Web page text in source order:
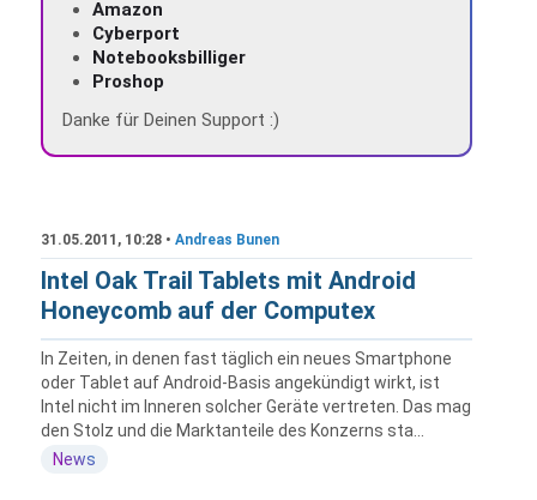
Amazon
Cyberport
Notebooksbilliger
Proshop
Danke für Deinen Support :)
31.05.2011, 10:28 • Andreas Bunen
Intel Oak Trail Tablets mit Android
Honeycomb auf der Computex
In Zeiten, in denen fast täglich ein neues Smartphone
oder Tablet auf Android-Basis angekündigt wirkt, ist
Intel nicht im Inneren solcher Geräte vertreten. Das mag
den Stolz und die Marktanteile des Konzerns sta...
News